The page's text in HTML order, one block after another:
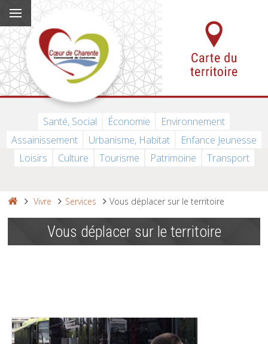
Santé, Social Économie
Environnement
Assainissement
Urbanisme, Habitat
Enfance Jeunesse
Loisirs
Culture Tourisme Patrimoine Transport
Vivre Services Vous déplacer sur le territoire
Vous déplacer sur le territoire